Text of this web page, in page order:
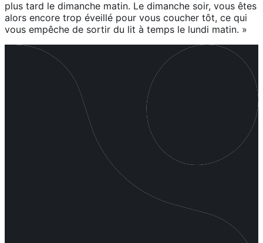
plus tard le dimanche matin. Le dimanche soir, vous êtes
alors encore trop éveillé pour vous coucher tôt, ce qui
vous empêche de sortir du lit à temps le lundi matin. »